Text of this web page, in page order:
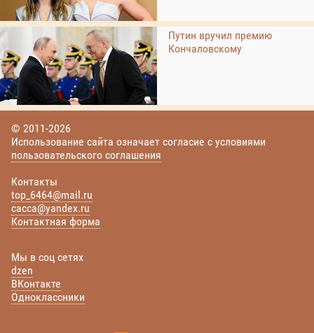
Путин вручил премию
Кончаловскому
© 2011-2026
Использование сайта означает согласие с условиями
пользовательского соглашения
Контакты
top_6464@mail.ru
cacca@yandex.ru
Контактная форма
Мы в соц сетях
dzen
ВКонтакте
Одноклассники